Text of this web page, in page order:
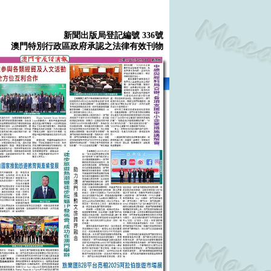
新聞出版局登記編號 336號
澳門特別行政區政府承認之法律有效刊物